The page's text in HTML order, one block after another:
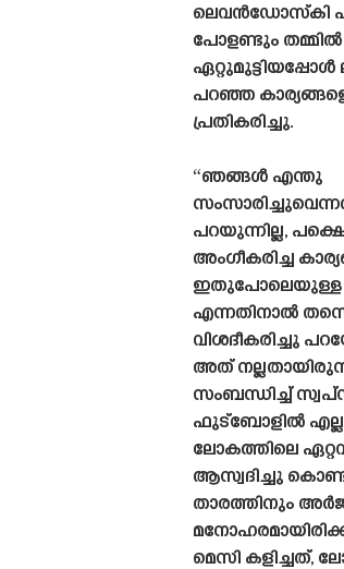
ലെവൻഡോസ്‌കി
പോളണ്ടും തമ്മിൽ
പറഞ്ഞ
പ്രതികരിച്ചു.
“ഞങ്ങൾ എന്തു
പറയുന്നില്ല,
അംഗീകരിച്ച
ഇതുപോലെയുള്ള
എന്നതിനാൽ
വിശദീകരിച്ചു
അത്
സംബന്ധിച്ച്
ഫുട്ബോളിൽ
ലോകത്തിലെ
ആസ്വദിച്ചു
താരത്തിനും
മെസി കളിച്ചത്,